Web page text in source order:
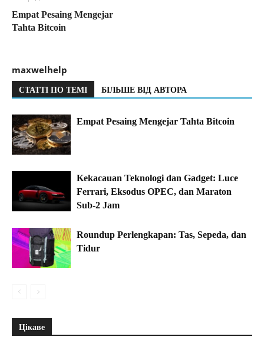
Empat Pesaing Mengejar
Tahta Bitcoin
maxwelhelp
СТАТТІ ПО ТЕМІ БІЛЬШЕ ВІД АВТОРА
Empat Pesaing Mengejar Tahta Bitcoin
Kekacauan Teknologi dan Gadget: Luce
Ferrari, Eksodus OPEC, dan Maraton
Sub-2 Jam
Roundup Perlengkapan: Tas, Sepeda, dan
Tidur
Цікаве